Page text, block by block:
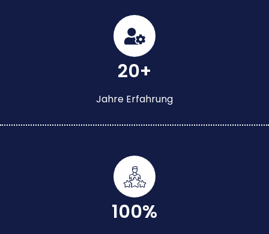
20+
Jahre Erfahrung
100%